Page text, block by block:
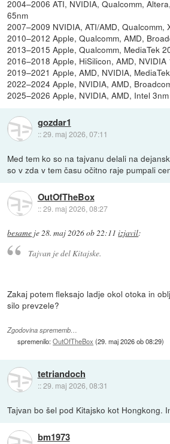
2004–2006 ATI, NVIDIA, Qualcomm,
65nm
2007–2009 NVIDIA, ATI/AMD,
2010–2012 Apple, Qualcomm, AMD,
2013–2015 Apple, Qualcomm, MediaTek
2016–2018 Apple, HiSilicon, AMD,
2019–2021 Apple, AMD, NVIDIA,
2022–2024 Apple, NVIDIA, AMD,
2025–2026 Apple, NVIDIA, AMD, Intel
gozdar1
::29. maj 2026, 07:11
Med tem ko so na tajvanu delali na
so v zda v tem času očitno raje pumpali
OutOfTheBox
::29. maj 2026, 08:27
besame je28. maj 2026 ob 22:11 izjavil:
Tajvan je del Kitajske.
Zakaj potem fleksajo ladje okol otoka in
silo prevzele?
Zgodovina sprememb…
spremenilo:OutOfTheBox (29. maj 2026 ob 08:29)
tetriandoch
::29. maj 2026, 08:31
Tajvan bo šel pod Kitajsko kot Hongkong.
bm1973